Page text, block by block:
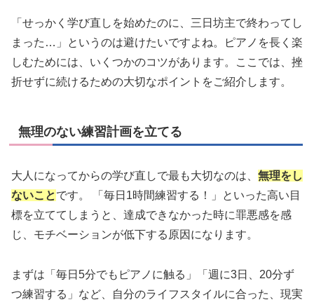
「せっかく学び直しを始めたのに、三日坊主で終わってし
まった…」というのは避けたいですよね。ピアノを長く楽
しむためには、いくつかのコツがあります。ここでは、挫
折せずに続けるための大切なポイントをご紹介します。
無理のない練習計画を立てる
大人になってからの学び直しで最も大切なのは、 無理をし
ないことです。 「毎日1時間練習する！」といった高い目
標を立ててしまうと、達成できなかった時に罪悪感を感
じ、モチベーションが低下する原因になります。
まずは「毎日5分でもピアノに触る」「週に3日、20分ず
つ練習する」など、自分のライフスタイルに合った、現実